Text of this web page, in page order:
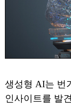
생성형 AI는 번
인사이트를 발